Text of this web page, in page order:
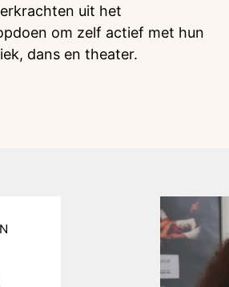
uit het
om zelf actief met hun
dans en theater.